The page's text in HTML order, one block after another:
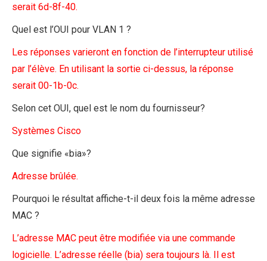
serait 6d-8f-40.
Quel est l’OUI pour VLAN 1 ?
Les réponses varieront en fonction de l’interrupteur utilisé
par l’élève. En utilisant la sortie ci-dessus, la réponse
serait 00-1b-0c.
Selon cet OUI, quel est le nom du fournisseur?
Systèmes Cisco
Que signifie «bia»?
Adresse brûlée.
Pourquoi le résultat affiche-t-il deux fois la même adresse
MAC ?
L’adresse MAC peut être modifiée via une commande
logicielle. L’adresse réelle (bia) sera toujours là. Il est